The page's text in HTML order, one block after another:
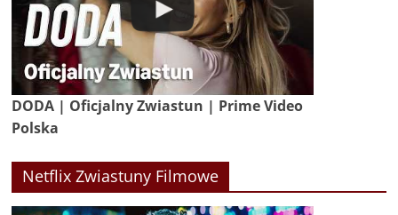
DODA | Oficjalny Zwiastun | Prime Video
Polska
Netflix Zwiastuny Filmowe